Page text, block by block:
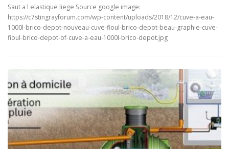
Saut a l elastique liege Source google image:
https://c7stingrayforum.com/wp-content/uploads/2018/12/cuve-a-eau-
1000l-brico-depot-nouveau-cuve-fioul-brico-depot-beau-graphie-cuve-
fioul-brico-depot-of-cuve-a-eau-1000l-brico-depot.jpg